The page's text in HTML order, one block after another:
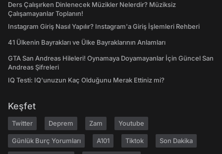
Ders Çalışırken Dinlenecek Müzikler Nelerdir? Müziksiz
Çalışamayanlar Toplanın!
Instagram Giriş Nasıl Yapılır? Instagram'a Giriş İşlemleri Rehberi
41 Ülkenin Bayrakları ve Ülke Bayraklarının Anlamları
GTA San Andreas Hileleri! Oynamaya Doyamayanlar İçin Güncel San
Andreas Şifreleri
IQ Testi: IQ'unuzun Kaç Olduğunu Merak Ettiniz mi?
Keşfet
Twitter Deprem Zam Youtube
Günlük Burç Yorumları A101 Tiktok Son Dakika